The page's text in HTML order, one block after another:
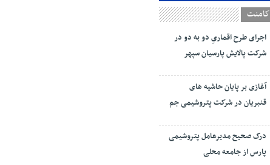
کامنت
اجرای طرح اقماریِ دو به دو در
شرکت پالایش پارسیان سپهر
آغازی بر پایان حاشیه های
قنبریان در شرکت پتروشیمی جم
درک صحیح مدیرعامل پتروشیمی
پارس از جامعه محلی